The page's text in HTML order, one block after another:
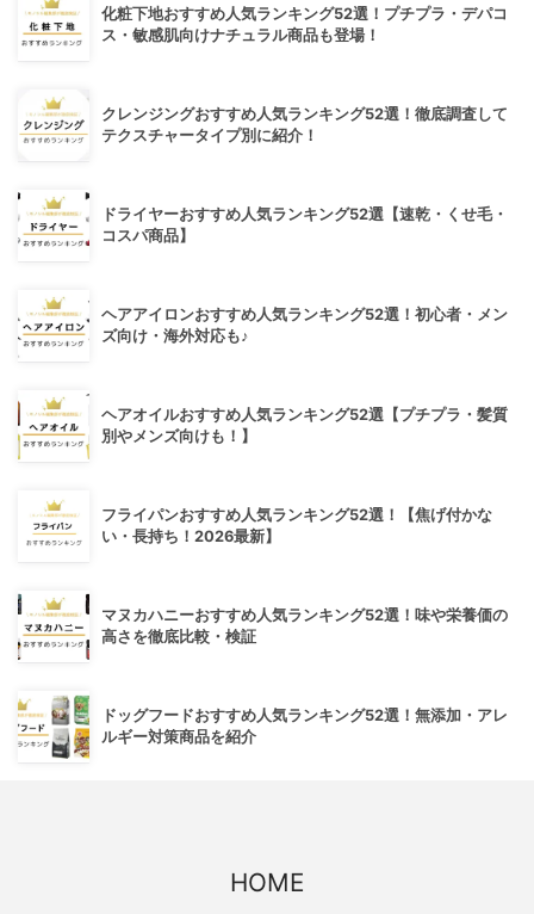
化粧下地おすすめ人気ランキング52選！プチプラ・デパコ
ス・敏感肌向けナチュラル商品も登場！
クレンジングおすすめ人気ランキング52選！徹底調査して
テクスチャータイプ別に紹介！
ドライヤーおすすめ人気ランキング52選【速乾・くせ毛・
コスパ商品】
ヘアアイロンおすすめ人気ランキング52選！初心者・メン
ズ向け・海外対応も♪
ヘアオイルおすすめ人気ランキング52選【プチプラ・髪質
別やメンズ向けも！】
フライパンおすすめ人気ランキング52選！【焦げ付かな
い・長持ち！2026最新】
マヌカハニーおすすめ人気ランキング52選！味や栄養価の
高さを徹底比較・検証
ドッグフードおすすめ人気ランキング52選！無添加・アレ
ルギー対策商品を紹介
HOME